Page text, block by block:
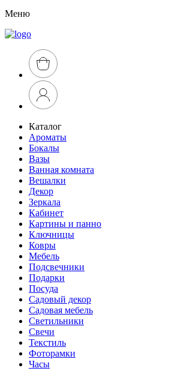
Меню
Каталог
Ароматы
Бокалы
Вазы
Ванная комната
Вешалки
Декор
Зеркала
Кабинет
Картины и панно
Ключницы
Ковры
Мебель
Подсвечники
Подарки
Посуда
Садовый декор
Садовая мебель
Светильники
Свечи
Текстиль
Фоторамки
Часы